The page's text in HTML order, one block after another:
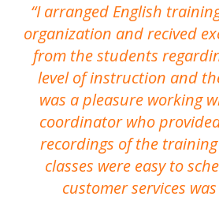
I arranged English
organization and recived
from the students
level of instruction and
was a pleasure working
coordinator who
recordings of the training
classes were easy to
customer services